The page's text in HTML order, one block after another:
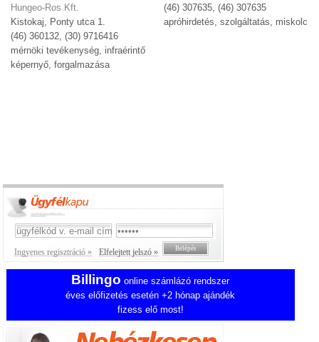
Hungeo-Ros Kft.
Kistokaj, Ponty utca 1.
(46) 360132, (30) 9716416
mérnöki tevékenység, infraérintő
képernyő, forgalmazása
(46) 307635, (46) 307635
apróhirdetés, szolgáltatás, miskolc
Ingyenes regisztráció » Elfelejtett jelszó »
Billingo online számlázó rendszer
éves előfizetés esetén +2 hónap ajándék
fizess elő most!